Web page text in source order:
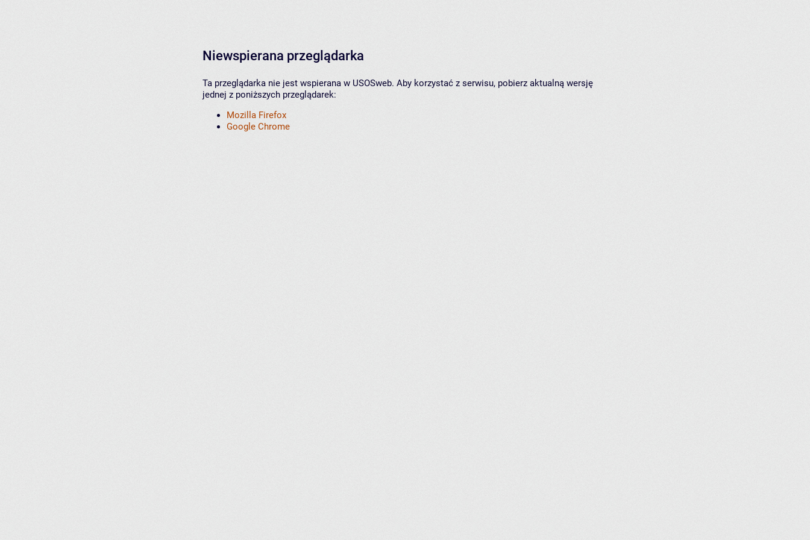
Niewspierana przeglądarka
Ta przeglądarka nie jest wspierana w USOSweb. Aby korzystać z serwisu, pobierz aktualną wersję
jednej z poniższych przeglądarek:
Mozilla Firefox
Google Chrome